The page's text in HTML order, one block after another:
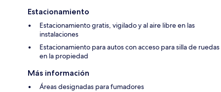
Estacionamiento
Estacionamiento gratis, vigilado y al aire libre en las
instalaciones
Estacionamiento para autos con acceso para silla de ruedas
en la propiedad
Más información
Áreas designadas para fumadores